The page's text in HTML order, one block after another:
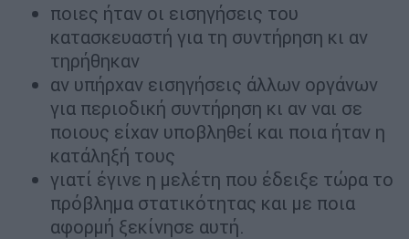
ποιες ήταν οι εισηγήσεις του
κατασκευαστή για τη συντήρηση κι αν
τηρήθηκαν
αν υπήρχαν εισηγήσεις άλλων οργάνων
για περιοδική συντήρηση κι αν ναι σε
ποιους είχαν υποβληθεί και ποια ήταν η
κατάληξή τους
γιατί έγινε η μελέτη που έδειξε τώρα το
πρόβλημα στατικότητας και με ποια
αφορμή ξεκίνησε αυτή.